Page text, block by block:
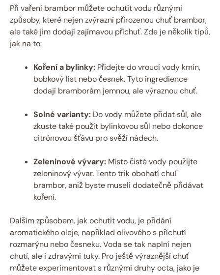
Při vaření brambor můžete ochutit vodu různými
způsoby, které nejen zvýrazní přirozenou chuť brambor,
ale také jim dodají zajímavou příchuť. Zde je několik tipů,
jak na to:
Koření a bylinky: Přidejte do vroucí vody kmín,
bobkový list nebo česnek. Tyto ingredience
dodají bramborám jemnou, ale výraznou chuť.
Solné varianty: Do vody můžete přidat sůl, ale
zkuste také použít bylinkovou sůl nebo dokonce
citrónovou šťávu pro svěží nádech.
Zeleninové vývary: Místo čisté vody použijte
zeleninový vývar. Tento trik obohatí chuť
brambor, aniž byste museli dodatečně přidávat
koření.
Dalším způsobem, jak ochutit vodu, je přidání
aromatického oleje, například olivového s příchutí
rozmarýnu nebo česneku. Voda se tak naplní nejen
chutí, ale i zdravými tuky. Pro ještě výraznější chuť
můžete experimentovat s různými druhy octa, jako je